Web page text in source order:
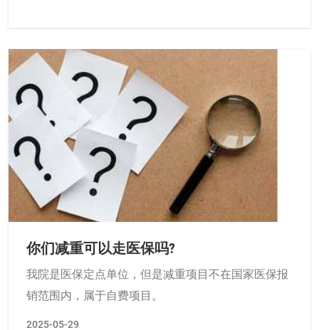
你们减重可以走医保吗?
我院是医保定点单位，但是减重项目不在国家医保报
销范围内，属于自费项目。
2025-05-29